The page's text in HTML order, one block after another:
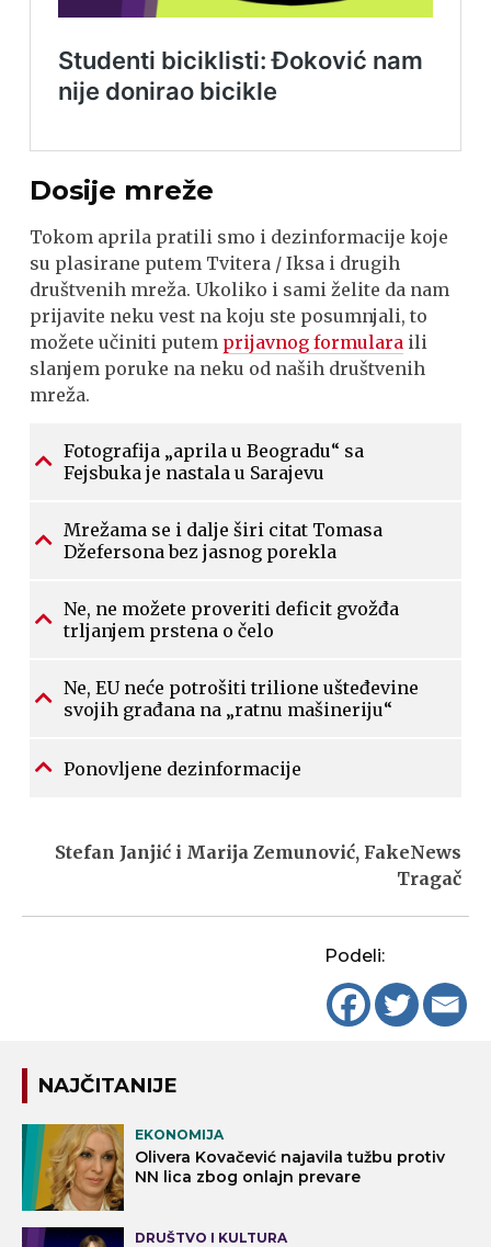
Dosije mreže
Tokom aprila pratili smo i dezinformacije koje
su plasirane putem Tvitera / Iksa i drugih
društvenih mreža. Ukoliko i sami želite da nam
prijavite neku vest na koju ste posumnjali, to
možete učiniti putem prijavnog formulara ili
slanjem poruke na neku od naših društvenih
mreža.
Fotografija „aprila u Beogradu“ sa
Fejsbuka je nastala u Sarajevu
Mrežama se i dalje širi citat Tomasa
Džefersona bez jasnog porekla
Ne, ne možete proveriti deficit gvožđa
trljanjem prstena o čelo
Ne, EU neće potrošiti trilione ušteđevine
svojih građana na „ratnu mašineriju“
Ponovljene dezinformacije
Stefan Janjić i Marija Zemunović, FakeNews
Tragač
Podeli:
NAJČITANIJE
EKONOMIJA
Olivera Kovačević najavila tužbu protiv
NN lica zbog onlajn prevare
DRUŠTVO I KULTURA